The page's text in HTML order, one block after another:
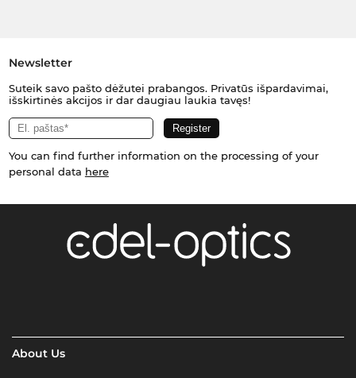
Newsletter
Suteik savo pašto dėžutei prabangos. Privatūs išpardavimai,
išskirtinės akcijos ir dar daugiau laukia tavęs!
You can find further information on the processing of your
personal data here
About Us